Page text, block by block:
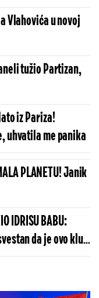
Vlahovića u novoj
tužio Partizan,
iz Pariza!
uhvatila me panika
PLANETU! Janik
IDRISU BABU:
da je ovo klub